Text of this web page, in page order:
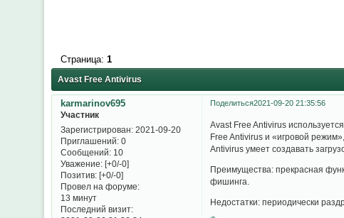
Avast Free Antivirus
Страница: 1
Поделиться2021-09-20 21:35:56
karmarinov695
Участник
Зарегистрирован: 2021-09-20
Приглашений:0
Сообщений:10
Уважение: [+0/-0]
Позитив: [+0/-0]
Провел на форуме:
13 минут
Последний визит:
Avast Free Antivirus
Free Antivirus и «игровой
Antivirus умеет создавать
Преимущества: прекрасная
фишинга.
Недостатки: периодически